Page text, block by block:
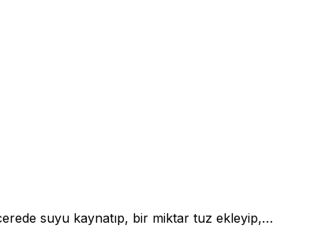
suyu kaynatıp, bir miktar tuz ekleyip,…